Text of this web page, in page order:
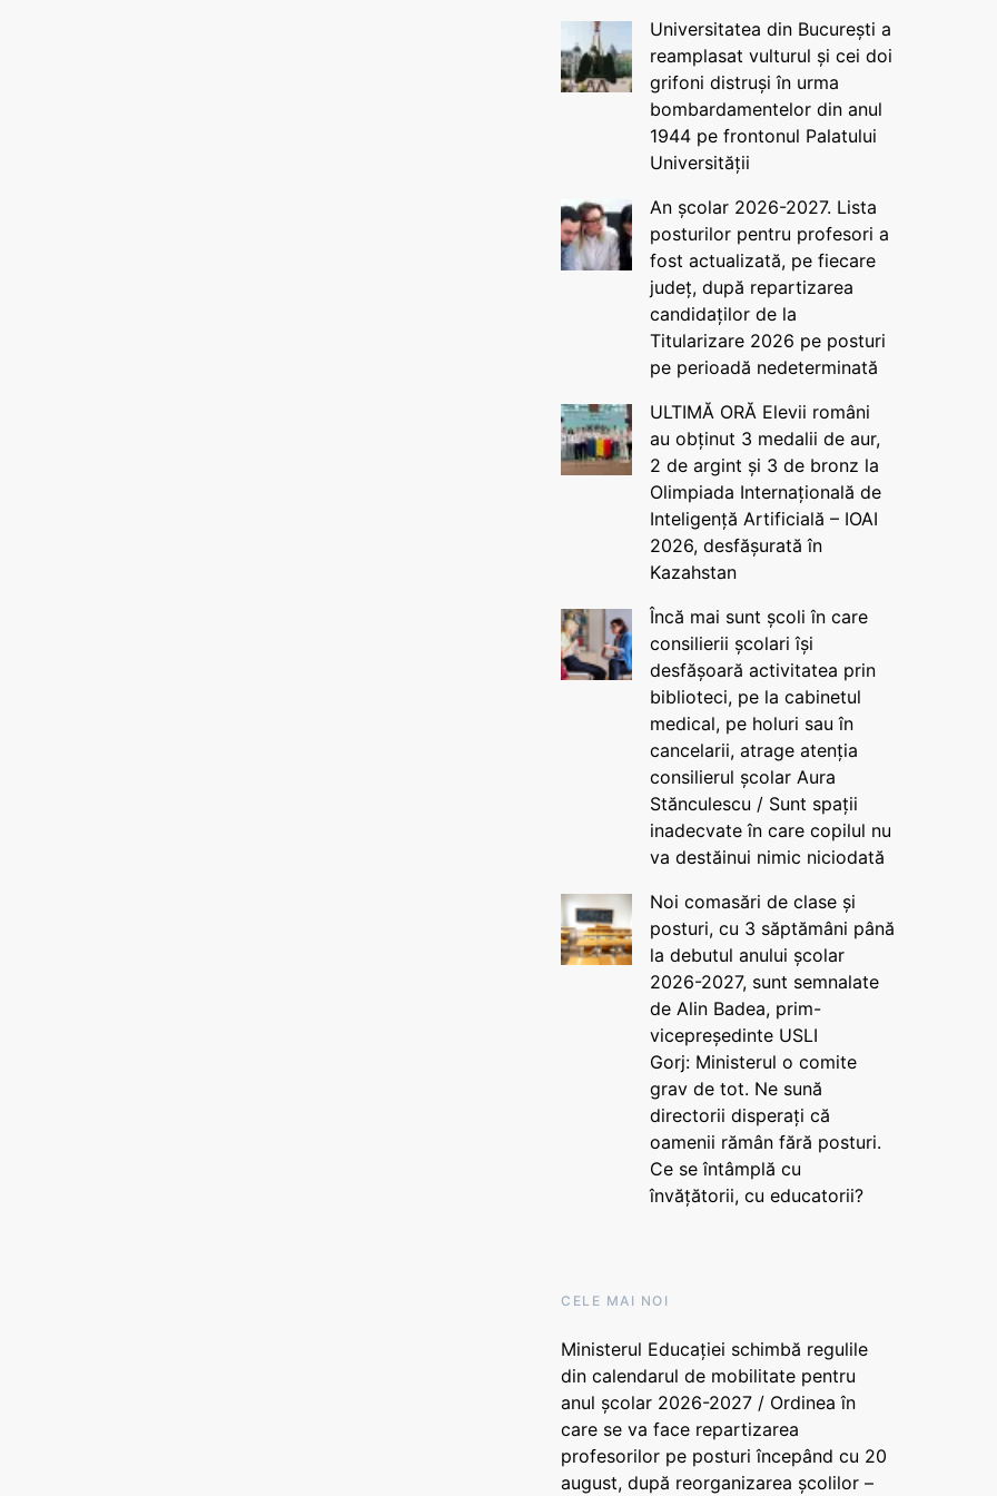
Universitatea din București a
reamplasat vulturul și cei doi
grifoni distruși în urma
bombardamentelor din anul
1944 pe frontonul Palatului
Universității
An școlar 2026-2027. Lista
posturilor pentru profesori a
fost actualizată, pe fiecare
județ, după repartizarea
candidaților de la
Titularizare 2026 pe posturi
pe perioadă nedeterminată
ULTIMĂ ORĂ Elevii români
au obținut 3 medalii de aur,
2 de argint și 3 de bronz la
Olimpiada Internațională de
Inteligență Artificială – IOAI
2026, desfășurată în
Kazahstan
Încă mai sunt școli în care
consilierii școlari își
desfășoară activitatea prin
biblioteci, pe la cabinetul
medical, pe holuri sau în
cancelarii, atrage atenția
consilierul școlar Aura
Stănculescu / Sunt spații
inadecvate în care copilul nu
va destăinui nimic niciodată
Noi comasări de clase și
posturi, cu 3 săptămâni până
la debutul anului școlar
2026-2027, sunt semnalate
de Alin Badea, prim-
vicepreședinte USLI
Gorj: Ministerul o comite
grav de tot. Ne sună
directorii disperați că
oamenii rămân fără posturi.
Ce se întâmplă cu
învățătorii, cu educatorii?
CELE MAI NOI
Ministerul Educației schimbă regulile
din calendarul de mobilitate pentru
anul școlar 2026-2027 / Ordinea în
care se va face repartizarea
profesorilor pe posturi începând cu 20
august, după reorganizarea școlilor –